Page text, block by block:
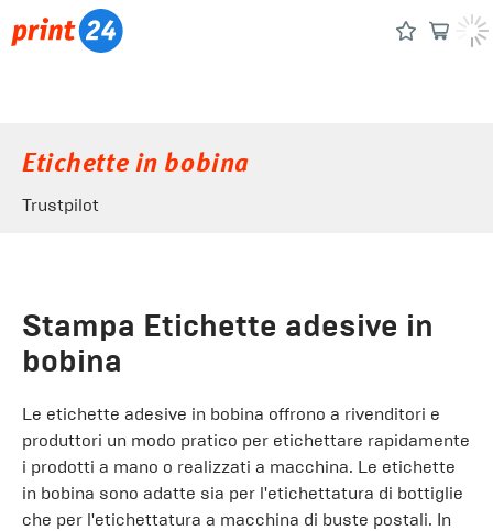
Etichette in bobina
Trustpilot
Stampa Etichette adesive in
bobina
Le etichette adesive in bobina offrono a rivenditori e
produttori un modo pratico per etichettare rapidamente
i prodotti a mano o realizzati a macchina. Le etichette
in bobina sono adatte sia per l'etichettatura di bottiglie
che per l'etichettatura a macchina di buste postali. In